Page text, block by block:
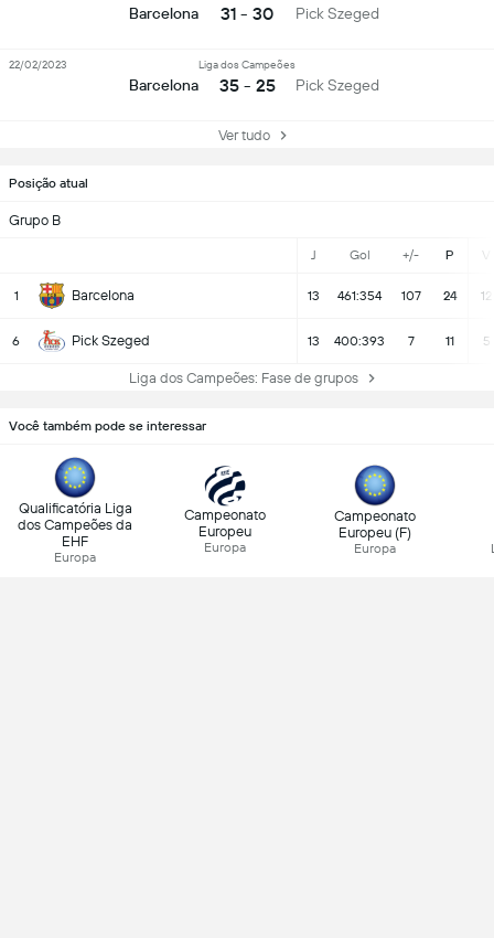
Posição atual
Grupo B
J Gol +/- P V
1 Barcelona 13 461:354 107 24 12
6 Pick Szeged 13 400:393 7 11 5
Liga dos Campeões: Fase de grupos
Barcelona 31 - 30 Pick Szeged
Barcelona
Liga dos Campeões
35 - 25 Pick Szeged
22/02/2023
Ver tudo
Você também pode se interessar
Qualificatória Liga
dos Campeões da
EHF
Europa
Campeonato
Europeu
Europa
Campeonato
Europeu (F)
Europa